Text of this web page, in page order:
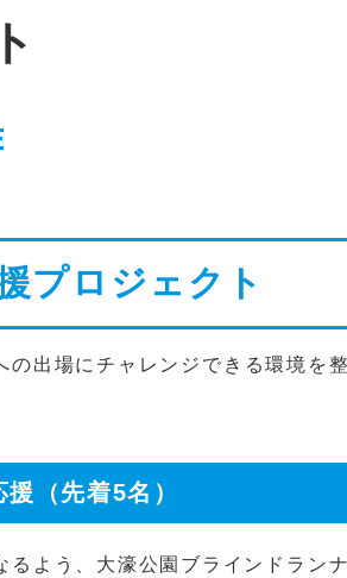
プロジェクト
出場にチャレンジできる環境を
（先着5名）
よう、大濠公園ブラインドラン